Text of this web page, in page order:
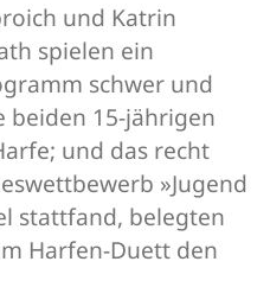
und Katrin
spielen ein
schwer und
beiden 15-jährigen
und das recht
»Jugend
stattfand, belegten
Harfen-Duett den